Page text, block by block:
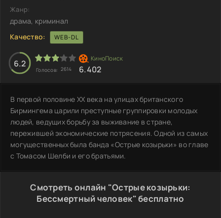
Жанр:
драма, криминал
Качество:
WEB-DL
6.2
Голосов: 2614 6.402
В первой половине XX века на улицах британского
Бирмингема царили преступные группировки молодых
людей, ведущих борьбу за выживание в стране,
пережившей экономические потрясения. Одной из самых
могущественных была банда «Острые козырьки» во главе
с Томасом Шелби и его братьями.
Смотреть онлайн "Острые козырьки:
Бессмертный человек" бесплатно